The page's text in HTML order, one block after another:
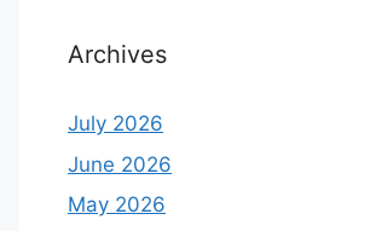
Archives
July 2026
June 2026
May 2026